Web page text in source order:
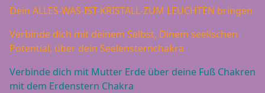
Dein ALLES-WAS-IST-KRISTALL-ZUM LEUCHTEN bringen
Verbinde dich mit deinem Selbst, Dinem seelischen
Potential, über dein Seelensternchakra
Verbinde dich mit Mutter Erde über deine Fuß Chakren
mit dem Erdenstern Chakra